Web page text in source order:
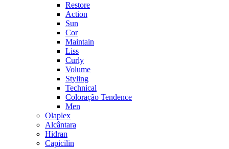
Restore
Action
Sun
Cor
Maintain
Liss
Curly
Volume
Styling
Technical
Coloração Tendence
Men
Olaplex
Alcântara
Hidran
Capicilin